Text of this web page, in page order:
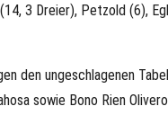
3 Dreier), Petzold (6),
den ungeschlagenen
sowie Bono Rien